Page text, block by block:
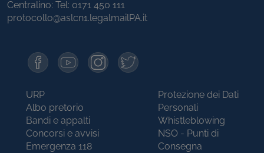
Centralino: Tel: 0171 450 111
protocollo@aslcn1.legalmailPA.it
URP
Albo pretorio
Bandi e appalti
Concorsi e avvisi
Emergenza 118
Protezione dei Dati
Personali
Whistleblowing
NSO - Punti di
Consegna